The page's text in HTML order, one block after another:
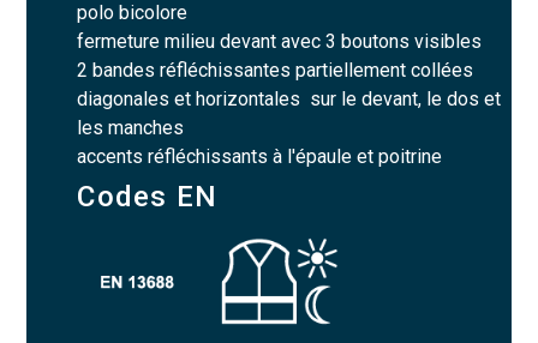
polo bicolore
fermeture milieu devant avec 3 boutons visibles
2 bandes réfléchissantes partiellement collées
diagonales et horizontales sur le devant, le dos et
les manches
accents réfléchissants à l'épaule et poitrine
Codes EN